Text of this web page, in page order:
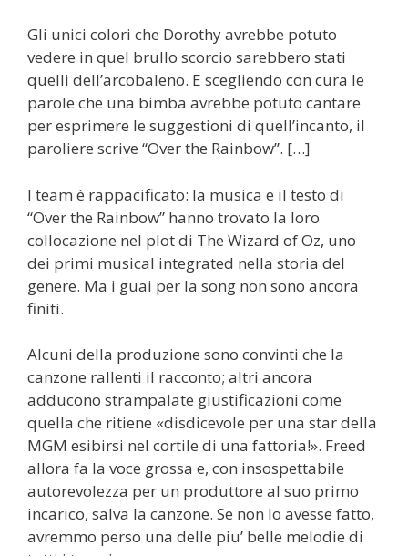
Gli unici colori che Dorothy avrebbe potuto
vedere in quel brullo scorcio sarebbero stati
quelli dell’arcobaleno. E scegliendo con cura le
parole che una bimba avrebbe potuto cantare
per esprimere le suggestioni di quell’incanto, il
paroliere scrive “Over the Rainbow”. […]
l team è rappacificato: la musica e il testo di
“Over the Rainbow” hanno trovato la loro
collocazione nel plot di The Wizard of Oz, uno
dei primi musical integrated nella storia del
genere. Ma i guai per la song non sono ancora
finiti.
Alcuni della produzione sono convinti che la
canzone rallenti il racconto; altri ancora
adducono strampalate giustificazioni come
quella che ritiene «disdicevole per una star della
MGM esibirsi nel cortile di una fattoria!». Freed
allora fa la voce grossa e, con insospettabile
autorevolezza per un produttore al suo primo
incarico, salva la canzone. Se non lo avesse fatto,
avremmo perso una delle piu’ belle melodie di